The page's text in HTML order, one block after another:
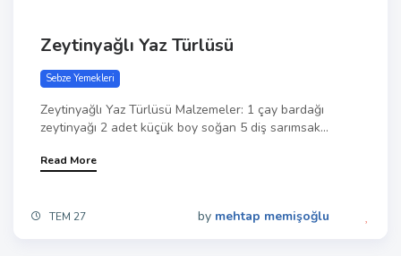
Zeytinyağlı Yaz Türlüsü
Sebze Yemekleri
Zeytinyağlı Yaz Türlüsü Malzemeler: 1 çay bardağı
zeytinyağı 2 adet küçük boy soğan 5 diş sarımsak...
Read More
TEM 27 by mehtap memişoğlu